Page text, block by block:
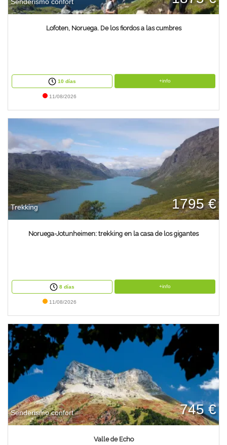
Lofoten, Noruega. De los fiordos a las cumbres
10 días +info
11/08/2026
Trekking 1795 €
Noruega-Jotunheimen: trekking en la casa de los gigantes
8 días +info
11/08/2026
Senderismo confort 745 €
Valle de Echo